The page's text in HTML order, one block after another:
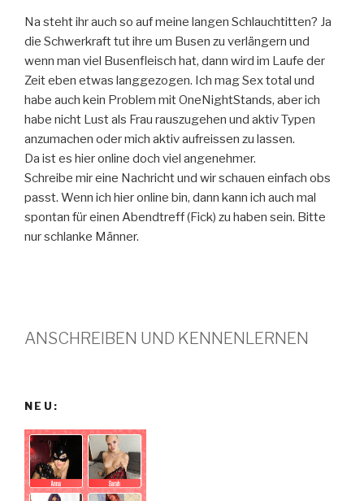
Na steht ihr auch so auf meine langen Schlauchtitten? Ja
die Schwerkraft tut ihre um Busen zu verlängern und
wenn man viel Busenfleisch hat, dann wird im Laufe der
Zeit eben etwas langgezogen. Ich mag Sex total und
habe auch kein Problem mit OneNightStands, aber ich
habe nicht Lust als Frau rauszugehen und aktiv Typen
anzumachen oder mich aktiv aufreissen zu lassen.
Da ist es hier online doch viel angenehmer.
Schreibe mir eine Nachricht und wir schauen einfach obs
passt. Wenn ich hier online bin, dann kann ich auch mal
spontan für einen Abendtreff (Fick) zu haben sein. Bitte
nur schlanke Männer.
ANSCHREIBEN UND KENNENLERNEN
NEU: